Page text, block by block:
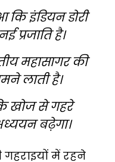
इंडियन डोरी
प्रजाति है।
महासागर की
लाती है।
खोज से गहरे
बढ़ेगा।
गहराइयों में रहने